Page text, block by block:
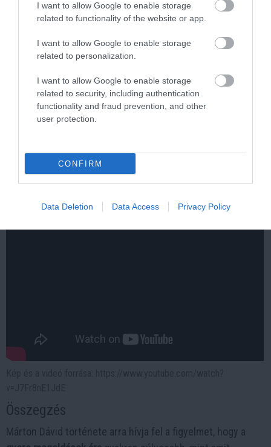
I want to allow Google to enable storage
related to functionality of the website or app.
I want to allow Google to enable storage
related to personalization.
I want to allow Google to enable storage
related to security, including authentication
functionality and fraud prevention, and other
user protection.
CONFIRM
Data Deletion Data Access Privacy Policy
Összegzés
Márton Dávid története arra hívja fel a figyelmet, hogy a